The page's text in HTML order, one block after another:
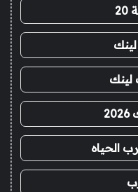
لينك
لينك
الحياه